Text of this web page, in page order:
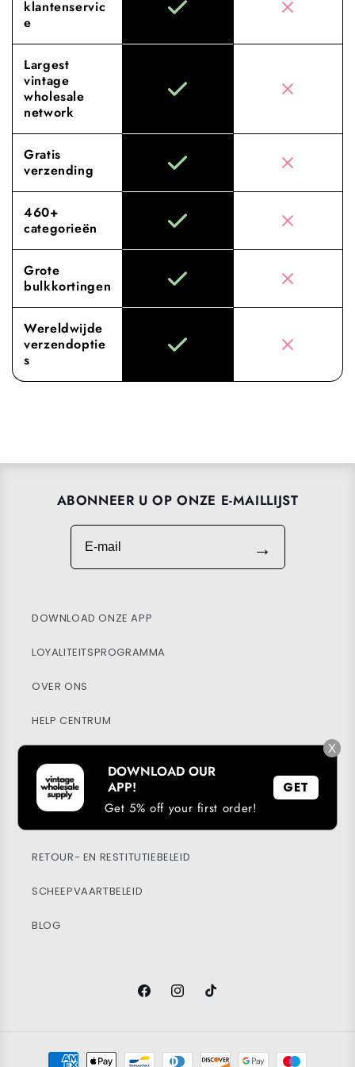
klantenservic
e
Largest
vintage
wholesale
network
Gratis
verzending
460+
categorieën
Grote
bulkkortingen
Wereldwijde
verzendoptie
s
ABONNEER U OP ONZE E-MAILLIJST
E-mail
→
DOWNLOAD ONZE APP
LOYALITEITSPROGRAMMA
OVER ONS
HELP CENTRUM
DUURZAAMHEID
RETOUR- EN RESTITUTIEBELEID
SCHEEPVAARTBELEID
BLOG
FacebookInstagramTikTok
Betaalmethoden
X
DOWNLOAD OUR
APP!
Get 5% off your first order!
GET